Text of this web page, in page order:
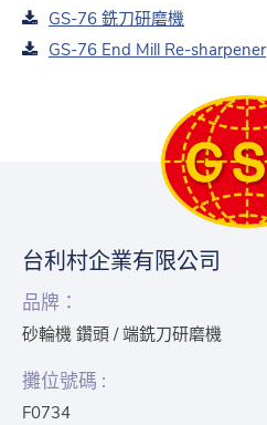
GS-76 銑刀研磨機
GS-76 End Mill Re-sharpener
台利村企業有限公司
品牌：
砂輪機 鑽頭 / 端銑刀研磨機
攤位號碼 :
F0734